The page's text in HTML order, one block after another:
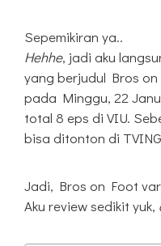
Sepemikiran ya..
Hehhe, jadi aku
yang berjudul Bros
pada Minggu, 22
total 8 eps di VIU.
bisa ditonton di
Jadi, Bros on Foot
Aku review sedikit yuk,